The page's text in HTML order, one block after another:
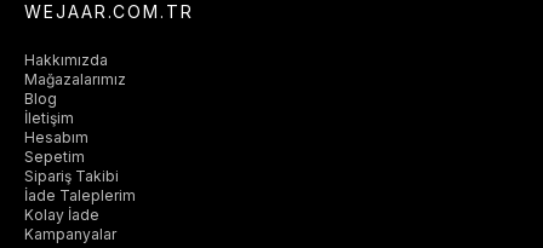
WEJAAR.COM.TR
Hakkımızda
Mağazalarımız
Blog
İletişim
Hesabım
Sepetim
Sipariş Takibi
İade Taleplerim
Kolay İade
Kampanyalar